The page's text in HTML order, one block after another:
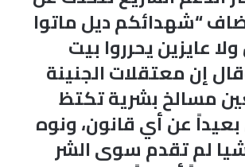
“شهدائكم ديل ماتوا
عايزين يحرروا بيت
إن معتقلات الجنينة
مسالخ بشرية تكتظ
عن أي قانون، ونوه
لم تقدم سوى الشر